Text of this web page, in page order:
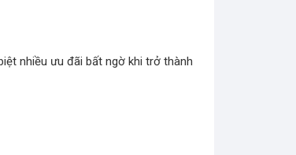
nhiều ưu đãi bất ngờ khi trở thành